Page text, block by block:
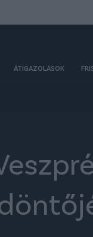
ÁTIGAZOLÁSOK